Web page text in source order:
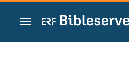
Zum Inhalt springen